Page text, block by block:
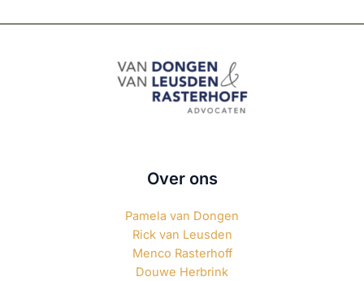
Over ons
Pamela van Dongen
Rick van Leusden
Menco Rasterhoff
Douwe Herbrink